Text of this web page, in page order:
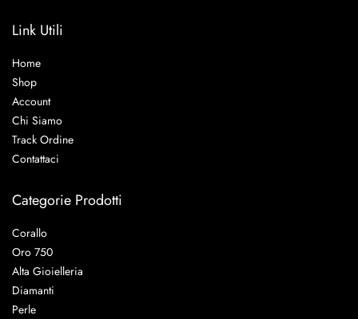
Categorie Prodotti
Corallo
Oro 750
Alta Gioielleria
Diamanti
Perle
Link Utili
Home
Shop
Account
Chi Siamo
Track Ordine
Contattaci